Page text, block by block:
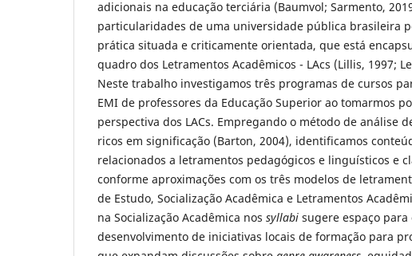
adicionais na educação terciária (Baumvol; Sarmento,
particularidades de uma universidade pública brasileira
prática situada e criticamente orientada, que está
quadro dos Letramentos Acadêmicos - LAcs (Lillis, 1997;
Neste trabalho investigamos três programas de cursos
EMI de professores da Educação Superior ao tomarmos
perspectiva dos LACs. Empregando o método de análise
ricos em significação (Barton, 2004), identificamos
relacionados a letramentos pedagógicos e linguísticos e
conforme aproximações com os três modelos de
de Estudo, Socialização Acadêmica e Letramentos
na Socialização Acadêmica nos syllabi sugere espaço para
desenvolvimento de iniciativas locais de formação para